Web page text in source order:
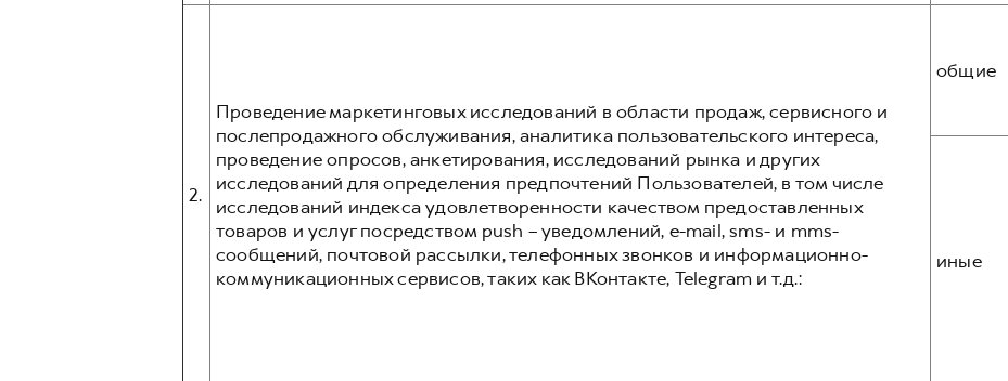
2.
Проведение маркетинговых исследований в области продаж, сервисного и
послепродажного обслуживания, аналитика пользовательского интереса,
проведение опросов, анкетирования, исследований рынка и других
исследований для определения предпочтений Пользователей, в том числе
исследований индекса удовлетворенности качеством предоставленных
товаров и услуг посредством push – уведомлений, e-mail, sms- и mms-
сообщений, почтовой рассылки, телефонных звонков и информационно-
коммуникационных сервисов, таких как ВКонтакте, Telegram и т.д.:
общие
иные